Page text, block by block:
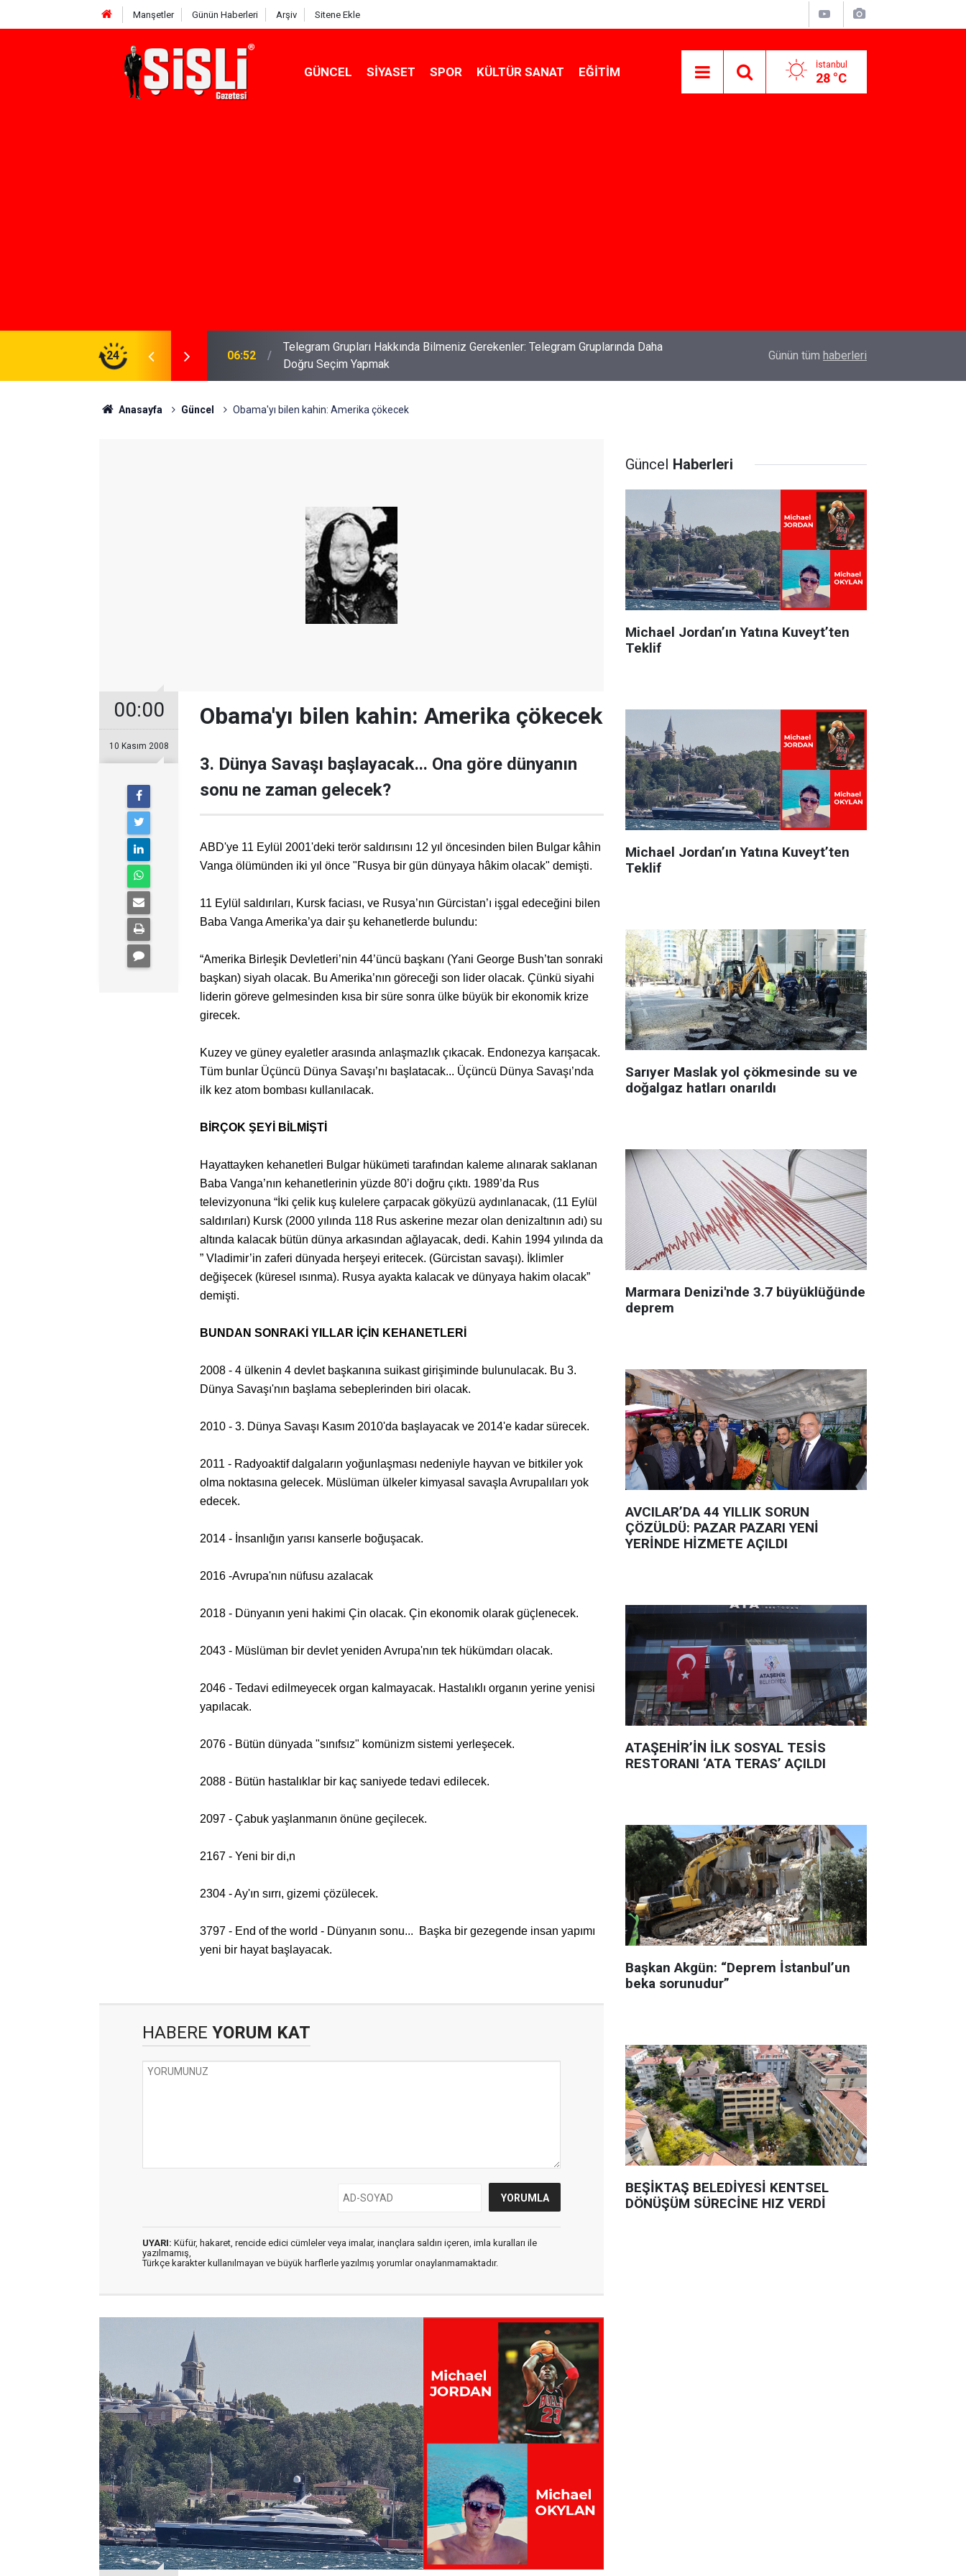
Manşetler Günün Haberleri Arşiv Sitene Ekle
GÜNCEL SIYASET SPOR KÜLTÜR SANAT EĞITIM İstanbul
28 °C
24
Gerekenler: Telegram Gruplarında Daha
04:43 İş Davaları: Haklarınızı Bilmek ve Koruma Altına Almak Özlem Drahyalı Kimdir, Nereli ve Kaç
Günün tüm haberleri
Anasayfa Güncel Obama'yı bilen kahin: Amerika çökecek
00:00
10 Kasım 2008
Obama'yı bilen kahin: Amerika çökecek
3. Dünya Savaşı başlayacak... Ona göre dünyanın
sonu ne zaman gelecek?
ABD'ye 11 Eylül 2001'deki terör saldırısını 12 yıl öncesinden bilen Bulgar kâhin
Vanga ölümünden iki yıl önce "Rusya bir gün dünyaya hâkim olacak" demişti.
11 Eylül saldırıları, Kursk faciası, ve Rusya’nın Gürcistan’ı işgal edeceğini bilen
Baba Vanga Amerika’ya dair şu kehanetlerde bulundu:
“Amerika Birleşik Devletleri’nin 44’üncü başkanı (Yani George Bush’tan sonraki
başkan) siyah olacak. Bu Amerika’nın göreceği son lider olacak. Çünkü siyahi
liderin göreve gelmesinden kısa bir süre sonra ülke büyük bir ekonomik krize
girecek.
Kuzey ve güney eyaletler arasında anlaşmazlık çıkacak. Endonezya karışacak.
Tüm bunlar Üçüncü Dünya Savaşı’nı başlatacak... Üçüncü Dünya Savaşı’nda
ilk kez atom bombası kullanılacak.
BİRÇOK ŞEYİ BİLMİŞTİ
Hayattayken kehanetleri Bulgar hükümeti tarafından kaleme alınarak saklanan
Baba Vanga’nın kehanetlerinin yüzde 80’i doğru çıktı. 1989’da Rus
televizyonuna “İki çelik kuş kulelere çarpacak gökyüzü aydınlanacak, (11 Eylül
saldırıları) Kursk (2000 yılında 118 Rus askerine mezar olan denizaltının adı) su
altında kalacak bütün dünya arkasından ağlayacak, dedi. Kahin 1994 yılında da
” Vladimir’in zaferi dünyada herşeyi eritecek. (Gürcistan savaşı). İklimler
değişecek (küresel ısınma). Rusya ayakta kalacak ve dünyaya hakim olacak”
demişti.
BUNDAN SONRAKİ YILLAR İÇİN KEHANETLERİ
2008 - 4 ülkenin 4 devlet başkanına suikast girişiminde bulunulacak. Bu 3.
Dünya Savaşı'nın başlama sebeplerinden biri olacak.
2010 - 3. Dünya Savaşı Kasım 2010'da başlayacak ve 2014'e kadar sürecek.
2011 - Radyoaktif dalgaların yoğunlaşması nedeniyle hayvan ve bitkiler yok
olma noktasına gelecek. Müslüman ülkeler kimyasal savaşla Avrupalıları yok
edecek.
2014 - İnsanlığın yarısı kanserle boğuşacak.
2016 -Avrupa'nın nüfusu azalacak
2018 - Dünyanın yeni hakimi Çin olacak. Çin ekonomik olarak güçlenecek.
2043 - Müslüman bir devlet yeniden Avrupa'nın tek hükümdarı olacak.
2046 - Tedavi edilmeyecek organ kalmayacak. Hastalıklı organın yerine yenisi
yapılacak.
2076 - Bütün dünyada "sınıfsız" komünizm sistemi yerleşecek.
2088 - Bütün hastalıklar bir kaç saniyede tedavi edilecek.
2097 - Çabuk yaşlanmanın önüne geçilecek.
2167 - Yeni bir di,n
2304 - Ay'ın sırrı, gizemi çözülecek.
3797 - End of the world - Dünyanın sonu... Başka bir gezegende insan yapımı
yeni bir hayat başlayacak.
HABERE YORUM KAT
UYARI: Küfür, hakaret, rencide edici cümleler veya imalar, inançlara saldırı içeren, imla kuralları ile
yazılmamış,
Türkçe karakter kullanılmayan ve büyük harflerle yazılmış yorumlar onaylanmamaktadır.
Güncel Haberleri
Michael Jordan’ın Yatına Kuveyt’ten
Teklif
Michael Jordan’ın Yatına Kuveyt’ten
Teklif
Sarıyer Maslak yol çökmesinde su ve
doğalgaz hatları onarıldı
Marmara Denizi'nde 3.7 büyüklüğünde
deprem
AVCILAR’DA 44 YILLIK SORUN
ÇÖZÜLDÜ: PAZAR PAZARI YENİ
YERİNDE HİZMETE AÇILDI
ATAŞEHİR’İN İLK SOSYAL TESİS
RESTORANI ‘ATA TERAS’ AÇILDI
Başkan Akgün: “Deprem İstanbul’un
beka sorunudur”
BEŞİKTAŞ BELEDİYESİ KENTSEL
DÖNÜŞÜM SÜRECİNE HIZ VERDİ